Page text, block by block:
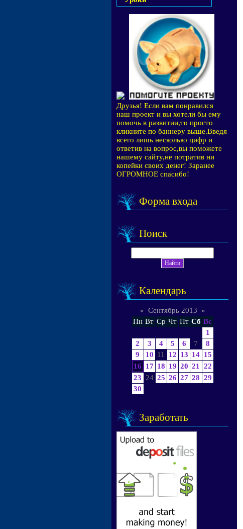
Друзья! Если вам понравился
наш проект и вы хотели бы ему
помочь в развитии,то просто
кликните по баннеру выше.Введя
всего лишь несколько цифр и
ответив на вопрос,вы поможете
нашему сайту,не потратив ни
копейки своих денег! Заранее
ОГРОМНОЕ спасибо!
Форма входа
Поиск
Календарь
« Сентябрь 2013
»
Пн Вт Ср Чт Пт Сб Вс
1
2
3 4 5 6 7
8
9
10 11 12 13 14 15
16
17 18 19 20 21
22
23
24 25 26 27 28 29
30
Заработать